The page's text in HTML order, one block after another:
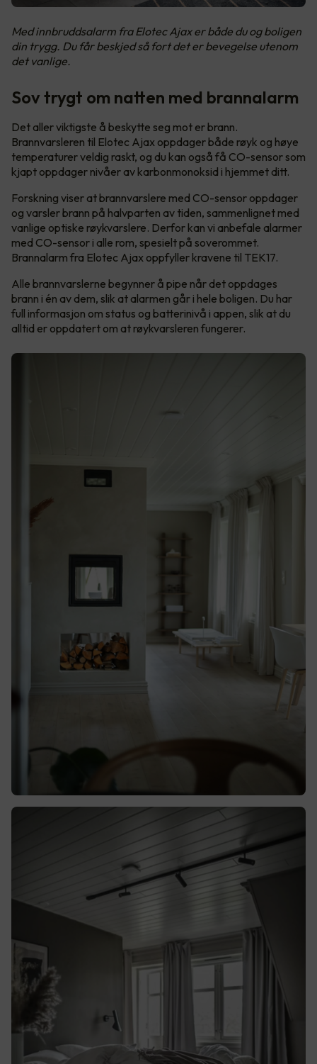
Med innbruddsalarm fra Elotec Ajax er både du og boligen
din trygg. Du får beskjed så fort det er bevegelse utenom
det vanlige.
Sov trygt om natten med brannalarm
Det aller viktigste å beskytte seg mot er brann.
Brannvarsleren til Elotec Ajax oppdager både røyk og høye
temperaturer veldig raskt, og du kan også få CO-sensor som
kjapt oppdager nivåer av karbonmonoksid i hjemmet ditt.
Forskning viser at brannvarslere med CO-sensor oppdager
og varsler brann på halvparten av tiden, sammenlignet med
vanlige optiske røykvarslere. Derfor kan vi anbefale alarmer
med CO-sensor i alle rom, spesielt på soverommet.
Brannalarm fra Elotec Ajax oppfyller kravene til TEK17.
Alle brannvarslerne begynner å pipe når det oppdages
brann i én av dem, slik at alarmen går i hele boligen. Du har
full informasjon om status og batterinivå i appen, slik at du
alltid er oppdatert om at røykvarsleren fungerer.